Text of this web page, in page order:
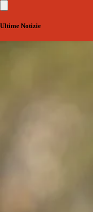
Ultime Notizie